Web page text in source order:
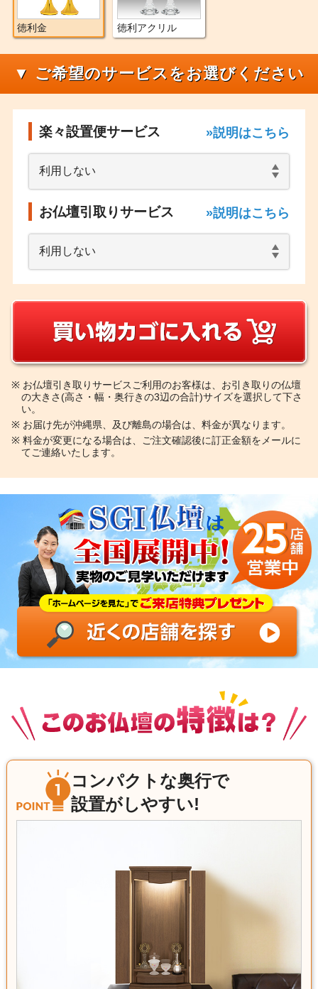
徳利金 徳利アクリル
▼ ご希望のサービスをお選びください
楽々設置便サービス »説明はこちら
お仏壇引取りサービス »説明はこちら
※お仏壇引き取りサービスご利用のお客様は、お引き取りの仏壇
の大きさ(高さ・幅・奥行きの3辺の合計)サイズを選択して下さ
い。
※お届け先が沖縄県、及び離島の場合は、料金が異なります。
※料金が変更になる場合は、ご注文確認後に訂正金額をメールに
てご連絡いたします。
コンパクトな奥行で
設置がしやすい!